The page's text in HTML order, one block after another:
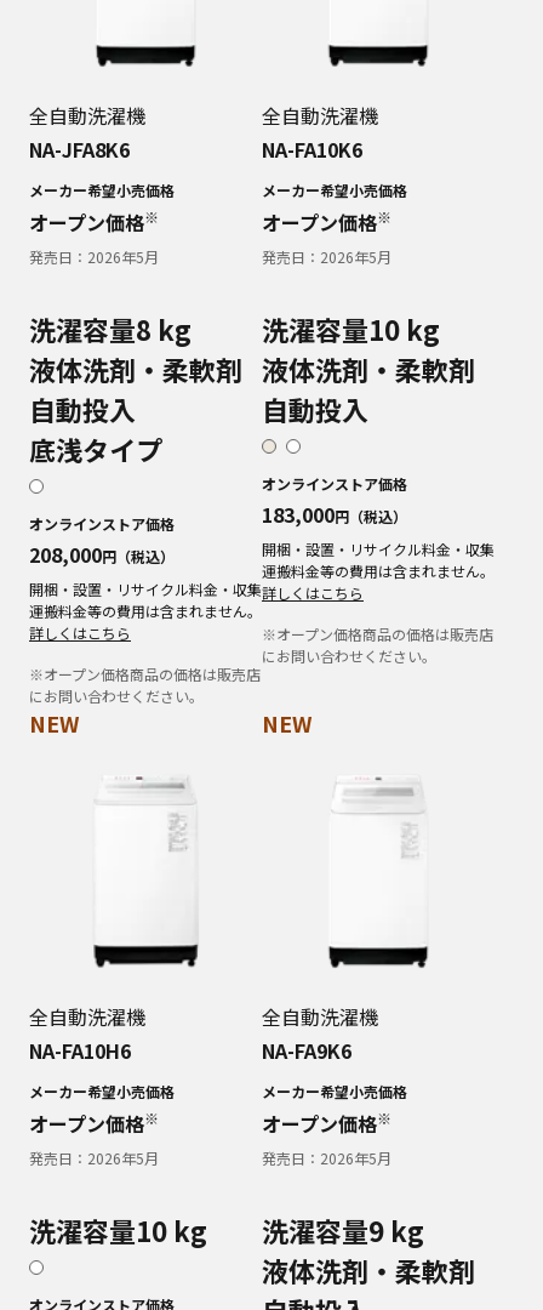
全自動洗濯機
NA-JFA8K6
メーカー希望小売価格
オープン価格※
発売日： 2026年5月
洗濯容量8 kg
液体洗剤・柔軟剤
自動投入
底浅タイプ
オンラインストア価格
208,000円（税込）
開梱・設置・リサイクル料金・収集
運搬料金等の費用は含まれません。
詳しくはこちら
※オープン価格商品の価格は販売店
にお問い合わせください。
全自動洗濯機
NA-FA10K6
メーカー希望小売価格
オープン価格※
発売日： 2026年5月
洗濯容量10 kg
液体洗剤・柔軟剤
自動投入
オンラインストア価格
183,000円（税込）
開梱・設置・リサイクル料金・収集
運搬料金等の費用は含まれません。
詳しくはこちら
※オープン価格商品の価格は販売店
にお問い合わせください。
NEW
全自動洗濯機
NA-FA10H6
メーカー希望小売価格
オープン価格※
発売日： 2026年5月
洗濯容量10 kg
オンラインストア価格
NEW
全自動洗濯機
NA-FA9K6
メーカー希望小売価格
オープン価格※
発売日： 2026年5月
洗濯容量9 kg
液体洗剤・柔軟剤